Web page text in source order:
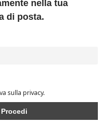
nella tua
di posta.
sulla privacy.